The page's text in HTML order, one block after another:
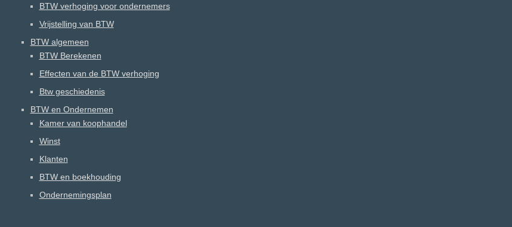
BTW verhoging voor ondernemers
Vrijstelling van BTW
BTW algemeen
BTW Berekenen
Effecten van de BTW verhoging
Btw geschiedenis
BTW en Ondernemen
Kamer van koophandel
Winst
Klanten
BTW en boekhouding
Ondernemingsplan